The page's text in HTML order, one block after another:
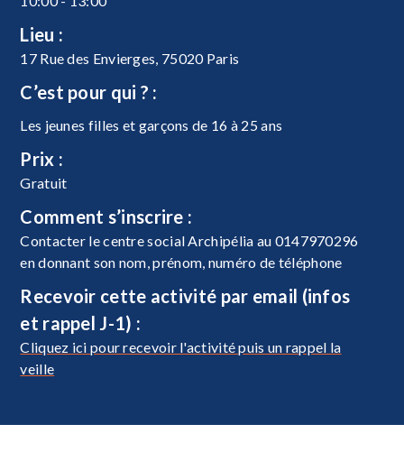
Lieu :
17 Rue des Envierges, 75020 Paris
C’est pour qui ? :
Les jeunes filles et garçons de 16 à 25 ans
Prix :
Gratuit
Comment s’inscrire :
Contacter le centre social Archipélia au 0147970296
en donnant son nom, prénom, numéro de téléphone
Recevoir cette activité par email (infos
et rappel J-1) :
Cliquez ici pour recevoir l'activité puis un rappel la
veille